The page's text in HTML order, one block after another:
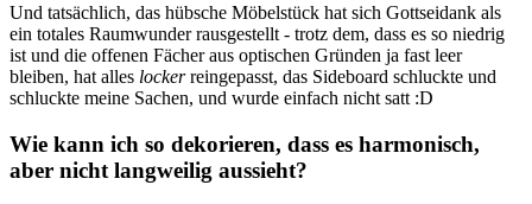
Und tatsächlich, das hübsche Möbelstück hat sich Gottseidank als
ein totales Raumwunder rausgestellt - trotz dem, dass es so niedrig
ist und die offenen Fächer aus optischen Gründen ja fast leer
bleiben, hat alles lockerreingepasst, das Sideboard schluckte und
schluckte meine Sachen, und wurde einfach nicht satt :D
Wie kann ich so dekorieren, dass es harmonisch,
aber nicht langweilig aussieht?